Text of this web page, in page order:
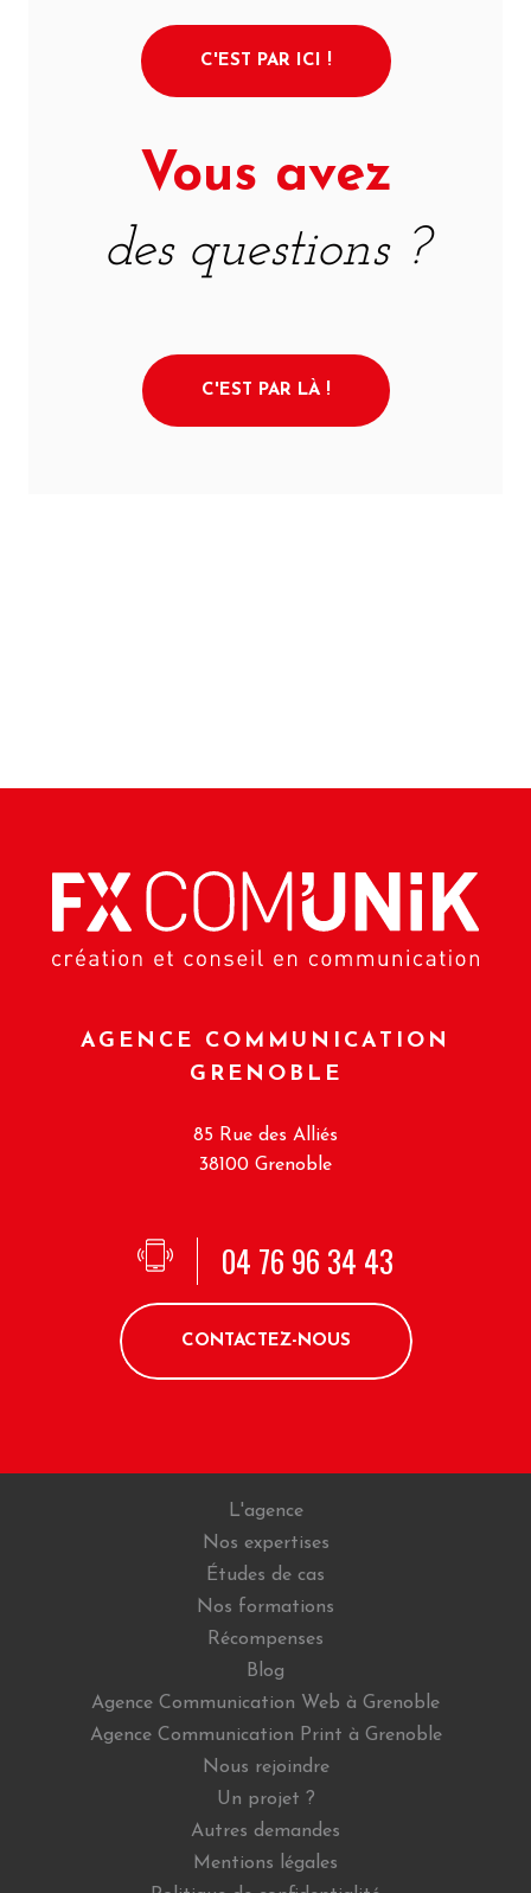
C'EST PAR ICI !
Vous avez
des questions ?
C'EST PAR LÀ !
AGENCE COMMUNICATION
GRENOBLE
85 Rue des Alliés
38100 Grenoble
04 76 96 34 43
CONTACTEZ-NOUS
L'agence
Nos expertises
Études de cas
Nos formations
Récompenses
Blog
Agence Communication Web à Grenoble
Agence Communication Print à Grenoble
Nous rejoindre
Un projet ?
Autres demandes
Mentions légales